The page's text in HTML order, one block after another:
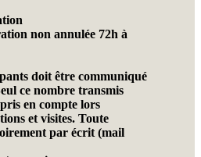
non annulée 72h à
doit être communiqué
ce nombre transmis
en compte lors
et visites. Toute
par écrit (mail